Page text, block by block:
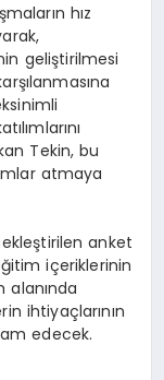
hız
geliştirilmesi
Tekin, bu
atmaya
anket
içeriklerinin
alanında
ihtiyaçlarının
edecek.